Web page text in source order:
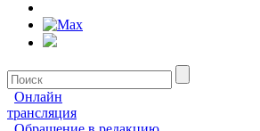
Онлайн
трансляция